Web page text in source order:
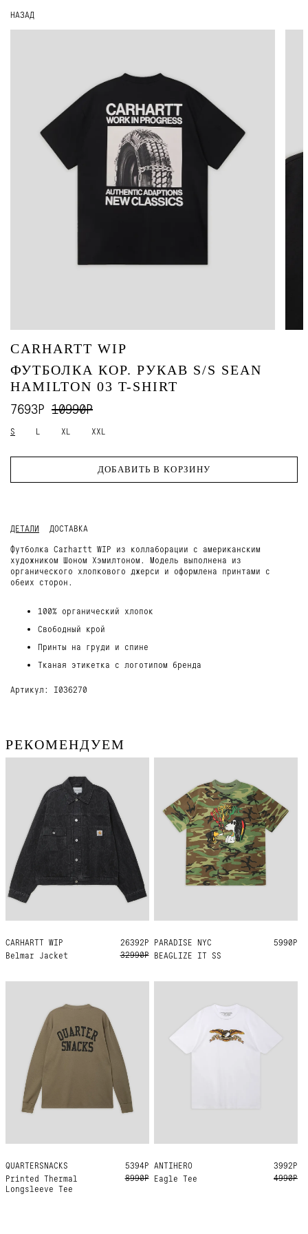
НАЗАД
CARHARTT WIP
ФУТБОЛКА КОР. РУКАВ S/S SEAN
HAMILTON 03 T-SHIRT
7693Р 10990Р
S L XL XXL
ДОБАВИТЬ В КОРЗИНУ
ДЕТАЛИ
ДОСТАВКА
Футболка Carhartt WIP из коллаборации с американским
художником Шоном Хэмилтоном. Модель выполнена из
органического хлопкового джерси и оформлена принтами с
обеих сторон.
100% органический хлопок
Свободный крой
Принты на груди и спине
Тканая этикетка с логотипом бренда
Артикул: I036270
РЕКОМЕНДУЕМ
CARHARTT WIP
Belmar Jacket
M L XL XXL
26392Р
32990Р
PARADISE NYC
BEAGLIZE IT SS
M L XL 5990Р
QUARTERSNACKS
Printed Thermal
Longsleeve Tee
M L
5394Р
8990Р
ANTIHERO
Eagle Tee
L XL
3992Р
4990Р